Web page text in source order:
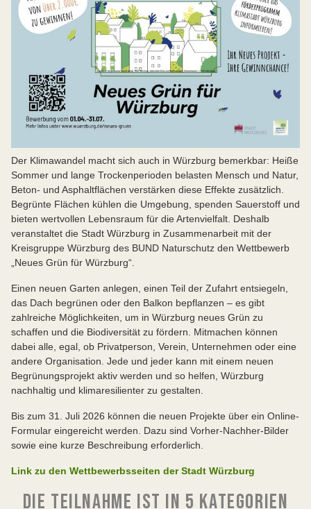
Der Klimawandel macht sich auch in Würzburg bemerkbar: Heiße
Sommer und lange Trockenperioden belasten Mensch und Natur,
Beton- und Asphaltflächen verstärken diese Effekte zusätzlich.
Begrünte Flächen kühlen die Umgebung, spenden Sauerstoff und
bieten wertvollen Lebensraum für die Artenvielfalt. Deshalb
veranstaltet die Stadt Würzburg in Zusammenarbeit mit der
Kreisgruppe Würzburg des BUND Naturschutz den Wettbewerb
„Neues Grün für Würzburg“.
Einen neuen Garten anlegen, einen Teil der Zufahrt entsiegeln,
das Dach begrünen oder den Balkon bepflanzen – es gibt
zahlreiche Möglichkeiten, um in Würzburg neues Grün zu
schaffen und die Biodiversität zu fördern. Mitmachen können
dabei alle, egal, ob Privatperson, Verein, Unternehmen oder eine
andere Organisation. Jede und jeder kann mit einem neuen
Begrünungsprojekt aktiv werden und so helfen, Würzburg
nachhaltig und klimaresilienter zu gestalten.
Bis zum 31. Juli 2026 können die neuen Projekte über ein Online-
Formular eingereicht werden. Dazu sind Vorher-Nachher-Bilder
sowie eine kurze Beschreibung erforderlich.
Link zu den Wettbewerbsseiten der Stadt Würzburg
DIE TEILNAHME IST IN 5 KATEGORIEN